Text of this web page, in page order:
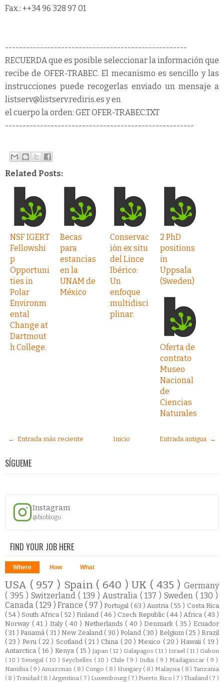
Fax.: ++34 96 328 97 01
----------------------------------------------------
RECUERDA que es posible seleccionar la información que
recibe de OFER-TRABEC. El mecanismo es sencillo y las
instrucciones puede recogerlas enviado un mensaje a
listserv@listserv.rediris.es y en
el cuerpo la orden: GET OFER-TRABEC.TXT
------------------------------------------------------
Related Posts:
NSF IGERT
Fellowshi
p
Opportuni
ties in
Polar
Environm
ental
Change at
Dartmout
h College.
Becas
para
estancias
en la
UNAM de
México
Conservac
ión ex situ
del Lince
Ibérico:
Un
enfoque
multidisci
plinar.
2 PhD
positions
in
Uppsala
(Sweden)
Oferta de
contrato
Museo
Nacional
de
Ciencias
Naturales
← Entrada más reciente Entrada antigua →
Inicio
SÍGUEME
Instagram
@bioblogo
FIND YOUR JOB HERE
Where How What
USA ( 957 ) Spain ( 640 )UK ( 435 )Germany
( 395 ) Switzerland ( 139 ) Australia ( 137 )Sweden( 130 )
Canada ( 129 )France ( 97 )Portugal ( 63 ) Austria ( 55 ) Costa Rica
( 54 ) South Africa ( 52 )Finland ( 46 ) Czech Republic ( 44 ) Africa ( 43 )
Norway ( 41 ) Italy ( 40 ) Netherlands ( 40 )Denmark ( 35 ) Ecuador
( 31 )Panamá ( 31 ) New Zealand ( 30 )Poland ( 30 ) Belgium ( 25 )Brazil
( 23 ) Peru ( 22 ) Scotland ( 21 ) China ( 20 ) Mexico ( 20 )Hawaii ( 19 )
Antarctica ( 16 ) Kenya ( 15 ) Japan ( 12 ) Galapagos ( 11 ) Israel ( 11 ) Gabon
( 10 ) Senegal ( 10 ) Seychelles ( 10 ) Chile ( 9 ) India ( 9 ) Madagascar ( 9 )
Namibia ( 9 ) Amazonas ( 8 ) Congo ( 8 ) Hungary ( 8 ) Malaysia ( 8 ) Tanzania
( 8 ) Trinidad ( 8 )Argentina ( 7 ) Luxembourg ( 7 ) Puerto Rico ( 7 ) Thailand ( 7 )